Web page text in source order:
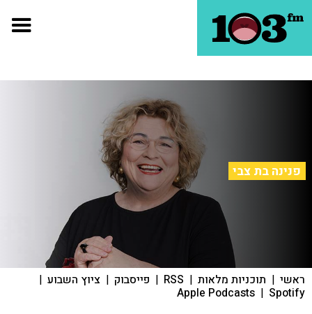
פנינה בת צבי
ראשי | תוכניות מלאות |
RSS
| פייסבוק | ציוץ השבוע |
Spotify
|
Apple Podcasts